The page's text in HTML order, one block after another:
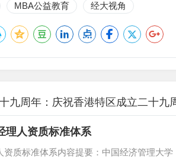
MBA公益教育 经大视角
九周年：庆祝香港特区成立二十九
理人资质标准体系
资质标准体系内容提要：中国经济管理大